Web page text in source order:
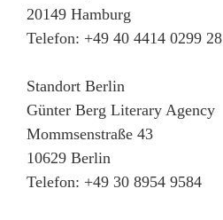
20149 Hamburg
Telefon: +49 40 4414 0299 28
Standort Berlin
Günter Berg Literary Agency
Mommsenstraße 43
10629 Berlin
Telefon: +49 30 8954 9584